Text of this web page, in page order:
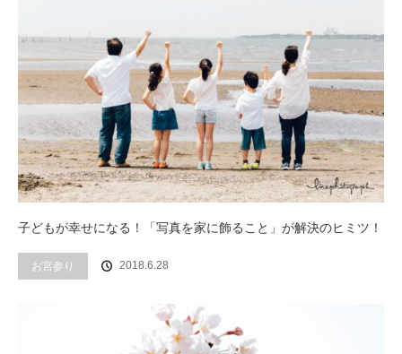
子どもが幸せになる！「写真を家に飾ること」が解決のヒミツ！
お宮参り 2018.6.28